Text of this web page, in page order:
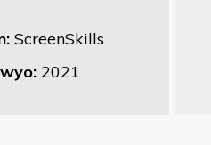
ScreenSkills
2021